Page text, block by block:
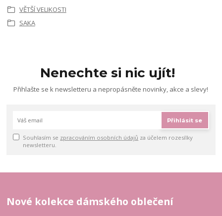
VĚTŠÍ VELIKOSTI
SAKA
Nenechte si nic ujít!
Přihlašte se k newsletteru a nepropásněte novinky, akce a slevy!
Přihlásit se
Souhlasím se zpracováním osobních údajů za účelem rozesílky
newsletteru.
Nové kolekce dámského oblečení